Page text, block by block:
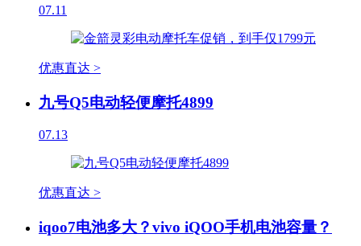
07.11
优惠直达 >
九号Q5电动轻便摩托4899
07.13
优惠直达 >
iqoo7电池多大？vivo iQOO手机电池容量？